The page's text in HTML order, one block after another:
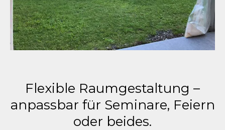
Flexible Raumgestaltung –
anpassbar für Seminare, Feiern
oder beides.